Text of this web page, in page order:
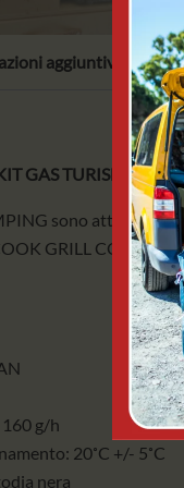
aggiuntive
GAS TURISMOè
sono
GRILL COVER".
g/h
20˚C +/- 5˚C
nera